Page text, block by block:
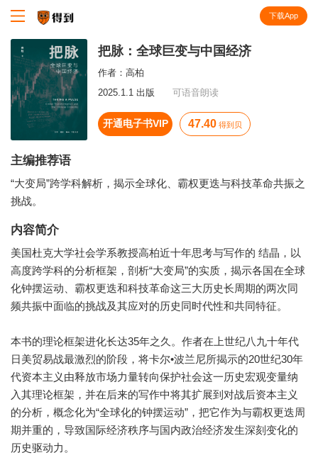
下载App
把脉：全球巨变与中国经济
作者： 高柏
2025.1.1 出版
可语音朗读
开通电子书VIP 47.40 得到贝
主编推荐语
“大变局”跨学科解析，揭示全球化、霸权更迭与科技革命共振之
挑战。
内容简介
美国杜克大学社会学系教授高柏近十年思考与写作的 结晶，以
高度跨学科的分析框架，剖析“大变局”的实质，揭示各国在全球
化钟摆运动、霸权更迭和科技革命这三大历史长周期的两次同
频共振中面临的挑战及其应对的历史同时代性和共同特征。
本书的理论框架进化长达35年之久。作者在上世纪八九十年代
日美贸易战最激烈的阶段，将卡尔•波兰尼所揭示的20世纪30年
代资本主义由释放市场力量转向保护社会这一历史宏观变量纳
入其理论框架，并在后来的写作中将其扩展到对战后资本主义
的分析，概念化为“全球化的钟摆运动”，把它作为与霸权更迭周
期并重的，导致国际经济秩序与国内政治经济发生深刻变化的
历史驱动力。